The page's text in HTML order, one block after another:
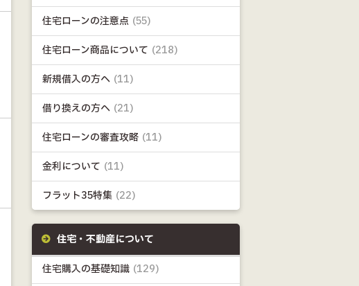
住宅ローンの注意点 (55)
住宅ローン商品について (218)
新規借入の方へ (11)
借り換えの方へ (21)
住宅ローンの審査攻略 (11)
金利について (11)
フラット35特集 (22)
住宅・不動産について
住宅購入の基礎知識 (129)